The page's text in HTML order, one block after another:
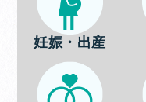
妊娠・出産